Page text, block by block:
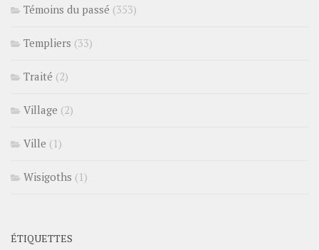
Témoins du passé (353)
Templiers (33)
Traité (2)
Village (2)
Ville (1)
Wisigoths (1)
ÉTIQUETTES